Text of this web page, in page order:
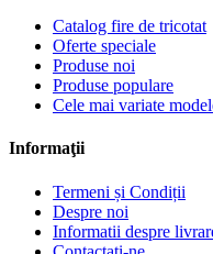
Catalog fire de tricotat
Oferte speciale
Produse noi
Produse populare
Cele mai variate
Informaţii
Termeni și Condiții
Despre noi
Informatii despre